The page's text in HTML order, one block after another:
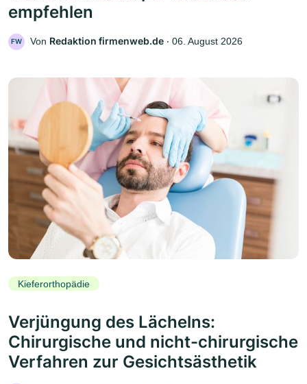
empfehlen
FW Von Redaktion firmenweb.de ‧ 06. August 2026
Kieferorthopädie
Verjüngung des Lächelns:
Chirurgische und nicht-chirurgische
Verfahren zur Gesichtsästhetik